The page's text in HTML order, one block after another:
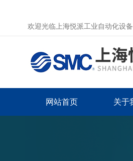
欢迎光临上海悦派工业自动化设
网站首页 关于